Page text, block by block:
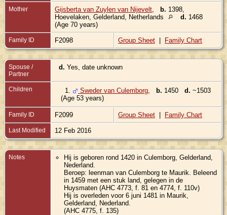
Mother Gijsberta van Zuylen van Nijevelt b. 1398,
Hoevelaken, Gelderland, Netherlands
d. 1468
(Age 70 years)
Family ID F2098 Group Sheet | Family Chart
Spouse /
Partner
d. Yes, date unknown
Children 1. Sweder van Culemborg b. 1450 d. ~1503
(Age 53 years)
Family ID F2099 Group Sheet | Family Chart
Last Modified 12 Feb 2016
Notes
Hij is geboren rond 1420 in Culemborg, Gelderland,
Nederland.
Beroep: leenman van Culemborg te Maurik. Beleend
in 1459 met een stuk land, gelegen in de
Huysmaten (AHC 4773, f. 81 en 4774, f. 110v)
Hij is overleden voor 6 juni 1481 in Maurik,
Gelderland, Nederland.
(AHC 4775, f. 135)